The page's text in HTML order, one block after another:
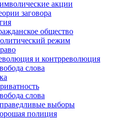
акции
заговора
общество
режим
и контрреволюция
слова
слова
выборы
полиция